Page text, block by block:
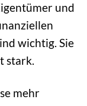
und
wichtig. Sie
stark.
mehr